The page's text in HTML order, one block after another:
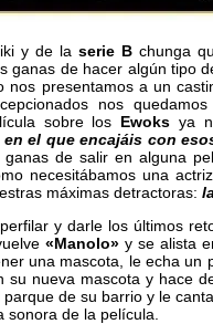
y de la serie Bchunga
ganas de hacer algún tipo
nos presentamos a un
nos
sobre los Ewoks ya
en el que encajáis con
de salir en alguna
necesitábamos una
máximas detractoras:
y darle los últimos
«Manolo»y se alista
una mascota, le echa
su nueva mascota y hace
de su barrio y le
de la película.